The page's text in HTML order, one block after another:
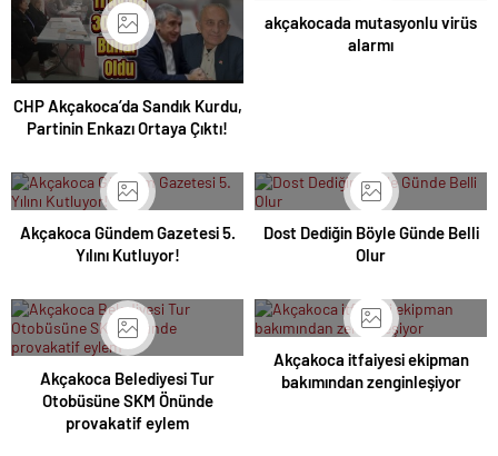
CHP Akçakoca’da Sandık Kurdu,
Partinin Enkazı Ortaya Çıktı!
akçakocada mutasyonlu virüs
alarmı
Akçakoca Gündem Gazetesi 5.
Yılını Kutluyor!
Dost Dediğin Böyle Günde Belli
Olur
Akçakoca Belediyesi Tur
Otobüsüne SKM Önünde
provakatif eylem
Akçakoca itfaiyesi ekipman
bakımından zenginleşiyor